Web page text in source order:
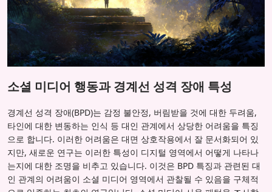
소셜 미디어 행동과 경계선 성격 장애 특성
경계선 성격 장애(BPD)는 감정 불안정, 버림받을 것에 대한 두려움,
타인에 대한 변동하는 인식 등 대인 관계에서 상당한 어려움을 특징
으로 합니다. 이러한 어려움은 대면 상호작용에서 잘 문서화되어 있
지만, 새로운 연구는 이러한 특성이 디지털 영역에서 어떻게 나타나
는지에 대한 조명을 비추고 있습니다. 이것은 BPD 특징과 관련된 대
인 관계의 어려움이 소셜 미디어 영역에서 관찰될 수 있음을 구체적